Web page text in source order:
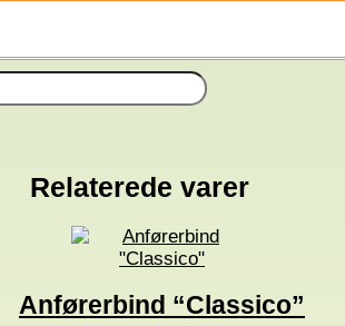
Relaterede varer
Anførerbind “Classico”